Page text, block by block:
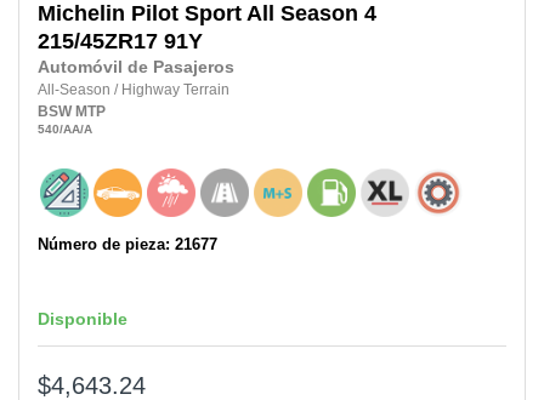
Michelin Pilot Sport All Season 4
215/45ZR17 91Y
Automóvil de Pasajeros
All-Season / Highway Terrain
BSW MTP
540/AA/A
Número de pieza: 21677
Disponible
$4,643.24